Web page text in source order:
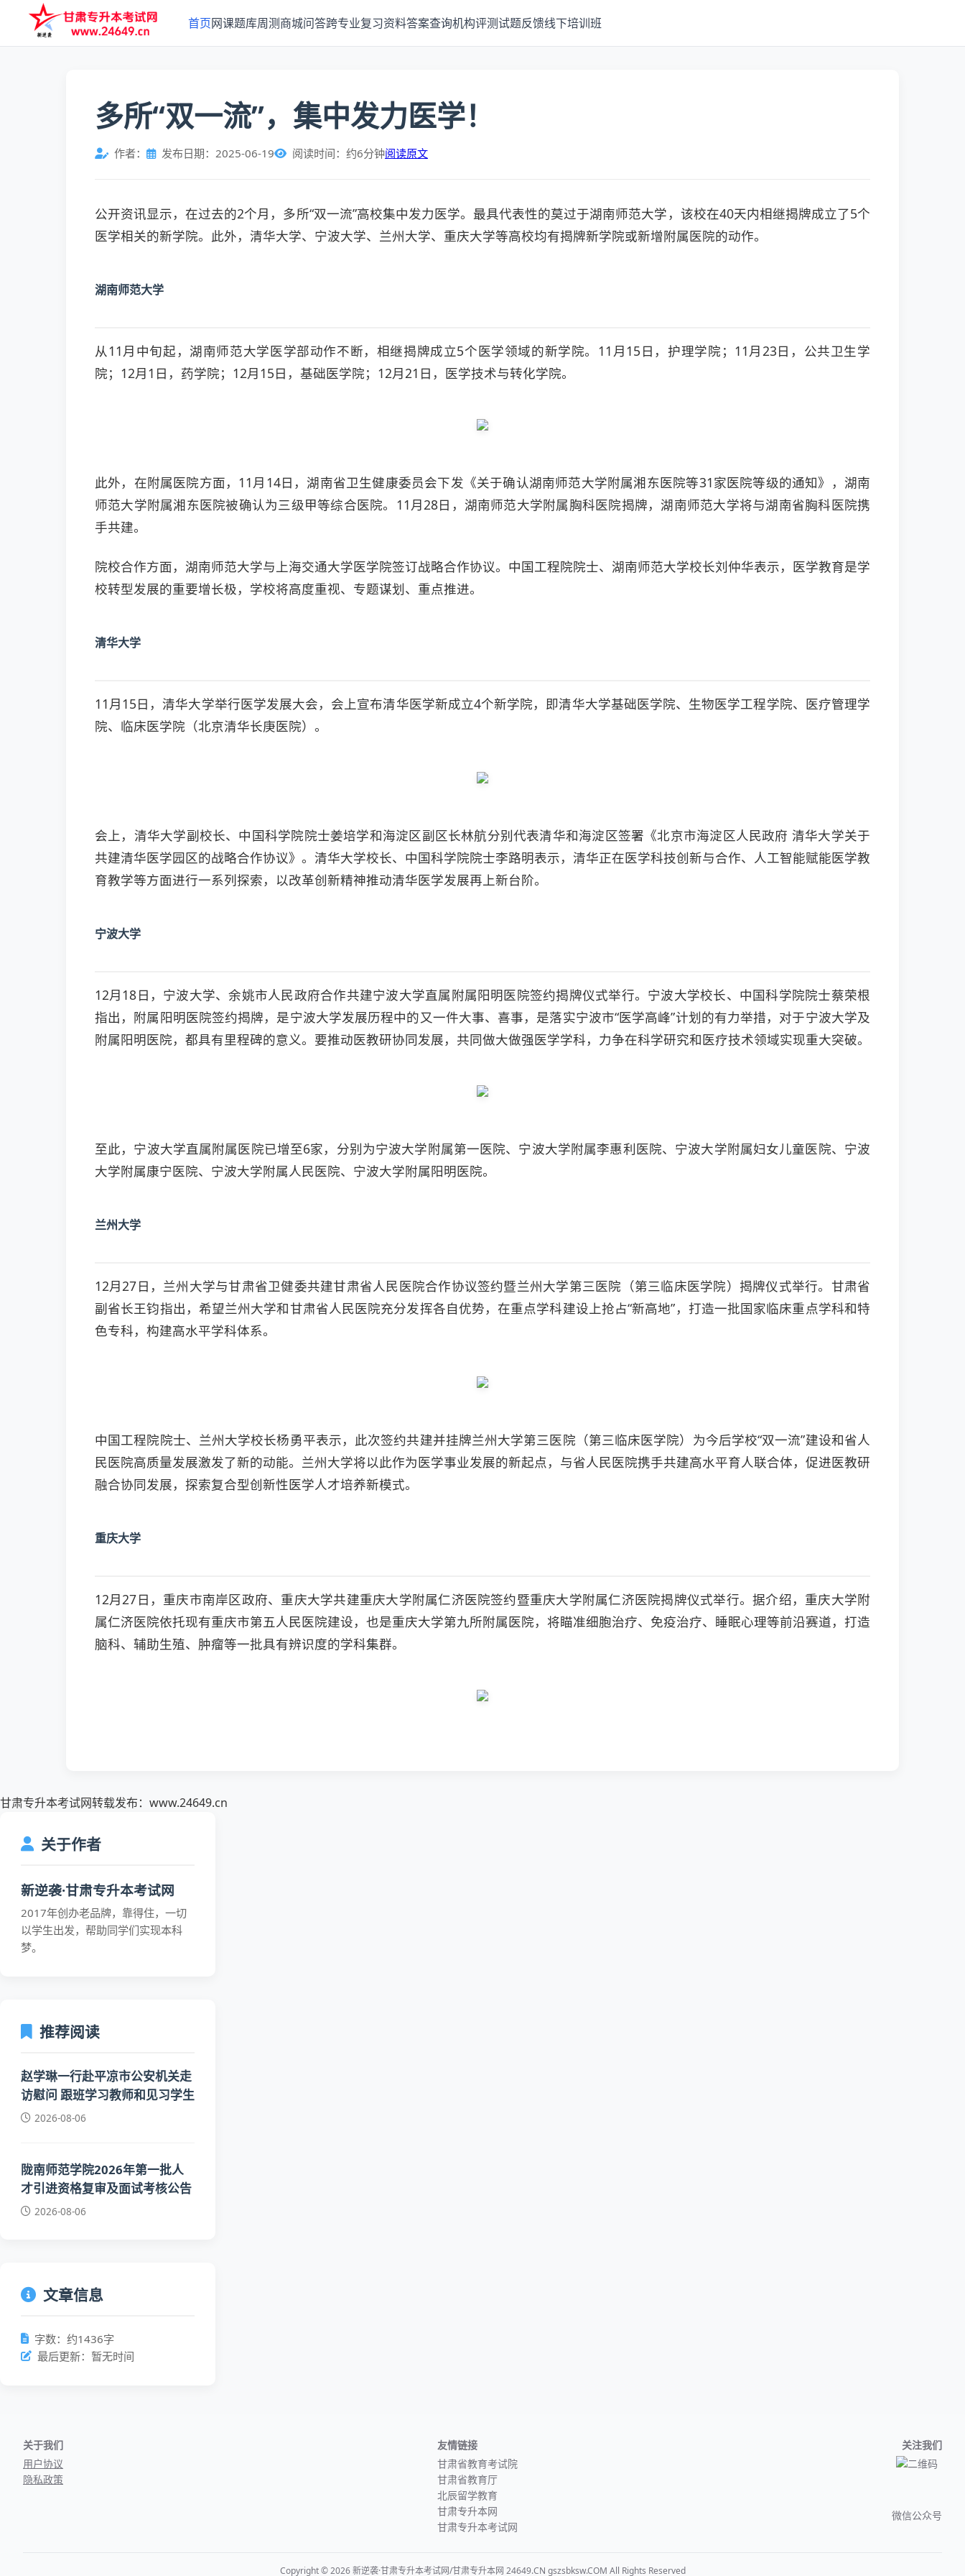
首页网课题库周测商城问答跨专业复习资料答案查询机构评测试题反馈线下培训班
多所“双一流”，集中发力医学！
作者： 发布日期：2025-06-19 阅读时间：约6分钟阅读原文
公开资讯显示，在过去的2个月，多所“双一流”高校集中发力医学。最具代表性的莫过于湖南师范大学，该校在40天内相继揭牌成立了5个
医学相关的新学院。此外，清华大学、宁波大学、兰州大学、重庆大学等高校均有揭牌新学院或新增附属医院的动作。
湖南师范大学
从11月中旬起，湖南师范大学医学部动作不断，相继揭牌成立5个医学领域的新学院。11月15日，护理学院；11月23日，公共卫生学
院；12月1日，药学院；12月15日，基础医学院；12月21日，医学技术与转化学院。
此外，在附属医院方面，11月14日，湖南省卫生健康委员会下发《关于确认湖南师范大学附属湘东医院等31家医院等级的通知》，湖南
师范大学附属湘东医院被确认为三级甲等综合医院。11月28日，湖南师范大学附属胸科医院揭牌，湖南师范大学将与湖南省胸科医院携
手共建。
院校合作方面，湖南师范大学与上海交通大学医学院签订战略合作协议。中国工程院院士、湖南师范大学校长刘仲华表示，医学教育是学
校转型发展的重要增长极，学校将高度重视、专题谋划、重点推进。
清华大学
11月15日，清华大学举行医学发展大会，会上宣布清华医学新成立4个新学院，即清华大学基础医学院、生物医学工程学院、医疗管理学
院、临床医学院（北京清华长庚医院）。
会上，清华大学副校长、中国科学院院士姜培学和海淀区副区长林航分别代表清华和海淀区签署《北京市海淀区人民政府 清华大学关于
共建清华医学园区的战略合作协议》。清华大学校长、中国科学院院士李路明表示，清华正在医学科技创新与合作、人工智能赋能医学教
育教学等方面进行一系列探索，以改革创新精神推动清华医学发展再上新台阶。
宁波大学
12月18日，宁波大学、余姚市人民政府合作共建宁波大学直属附属阳明医院签约揭牌仪式举行。宁波大学校长、中国科学院院士蔡荣根
指出，附属阳明医院签约揭牌，是宁波大学发展历程中的又一件大事、喜事，是落实宁波市“医学高峰”计划的有力举措，对于宁波大学及
附属阳明医院，都具有里程碑的意义。要推动医教研协同发展，共同做大做强医学学科，力争在科学研究和医疗技术领域实现重大突破。
至此，宁波大学直属附属医院已增至6家，分别为宁波大学附属第一医院、宁波大学附属李惠利医院、宁波大学附属妇女儿童医院、宁波
大学附属康宁医院、宁波大学附属人民医院、宁波大学附属阳明医院。
兰州大学
12月27日，兰州大学与甘肃省卫健委共建甘肃省人民医院合作协议签约暨兰州大学第三医院（第三临床医学院）揭牌仪式举行。甘肃省
副省长王钧指出，希望兰州大学和甘肃省人民医院充分发挥各自优势，在重点学科建设上抢占“新高地”，打造一批国家临床重点学科和特
色专科，构建高水平学科体系。
中国工程院院士、兰州大学校长杨勇平表示，此次签约共建并挂牌兰州大学第三医院（第三临床医学院）为今后学校“双一流”建设和省人
民医院高质量发展激发了新的动能。兰州大学将以此作为医学事业发展的新起点，与省人民医院携手共建高水平育人联合体，促进医教研
融合协同发展，探索复合型创新性医学人才培养新模式。
重庆大学
12月27日，重庆市南岸区政府、重庆大学共建重庆大学附属仁济医院签约暨重庆大学附属仁济医院揭牌仪式举行。据介绍，重庆大学附
属仁济医院依托现有重庆市第五人民医院建设，也是重庆大学第九所附属医院，将瞄准细胞治疗、免疫治疗、睡眠心理等前沿赛道，打造
脑科、辅助生殖、肿瘤等一批具有辨识度的学科集群。
甘肃专升本考试网转载发布：www.24649.cn
关于作者
新逆袭·甘肃专升本考试网
2017年创办老品牌，靠得住，一切
以学生出发，帮助同学们实现本科
梦。
推荐阅读
赵学琳一行赴平凉市公安机关走
访慰问 跟班学习教师和见习学生
2026-08-06
陇南师范学院2026年第一批人
才引进资格复审及面试考核公告
2026-08-06
文章信息
字数：约1436字
最后更新：暂无时间
关于我们
用户协议
隐私政策
友情链接
甘肃省教育考试院
甘肃省教育厅
北辰留学教育
甘肃专升本网
甘肃专升本考试网
关注我们
微信公众号
Copyright © 2026 新逆袭·甘肃专升本考试网/甘肃专升本网 24649.CN gszsbksw.COM All Rights Reserved